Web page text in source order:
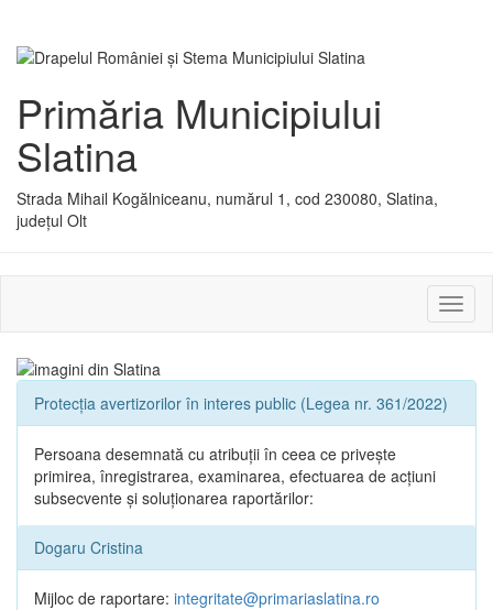
Primăria Municipiului
Slatina
Strada Mihail Kogălniceanu, numărul 1, cod 230080, Slatina,
județul Olt
sau
Protecția avertizorilor în interes public (Legea nr. 361/2022)
Persoana desemnată cu atribuții în ceea ce privește
primirea, înregistrarea, examinarea, efectuarea de acțiuni
subsecvente și soluționarea raportărilor:
Dogaru Cristina
Mijloc de raportare: integritate@primariaslatina.ro